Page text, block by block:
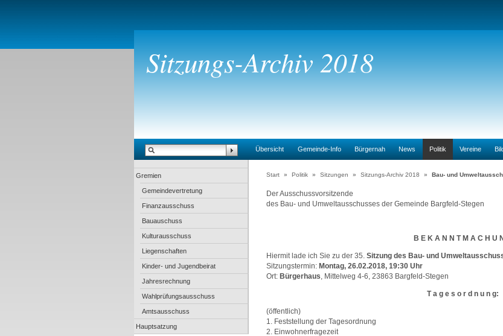
Sitzungs-Archiv 2018
Übersicht Gemeinde-Info Bürgernah News Politik Vereine
Gremien
Gemeindevertretung
Finanzausschuss
Bauauschuss
Kulturausschuss
Liegenschaften
Kinder- und Jugendbeirat
Jahresrechnung
Wahlprüfungsausschuss
Amtsausschuss
Hauptsatzung
Start » Politik » Sitzungen » Sitzungs-Archiv 2018 » Bau- und
Der Ausschussvorsitzende
des Bau- und Umweltausschusses der Gemeinde Bargfeld-Stegen
B E K A N N T M A C H U
Hiermit lade ich Sie zu der 35. Sitzung des Bau- und
Sitzungstermin: Montag, 26.02.2018, 19:30 Uhr
Ort: Bürgerhaus , Mittelweg 4-6, 23863 Bargfeld-Stegen
T a g e s o r d n u n g:
(öffentlich)
1. Feststellung der Tagesordnung
2. Einwohnerfragezeit